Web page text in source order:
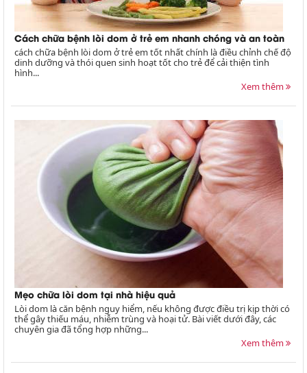
Cách chữa bệnh lòi dom ở trẻ em nhanh chóng và an toàn
cách chữa bệnh lòi dom ở trẻ em tốt nhất chính là điều chỉnh chế độ
dinh dưỡng và thói quen sinh hoạt tốt cho trẻ để cải thiện tình
hình...
Xem thêm
Mẹo chữa lòi dom tại nhà hiệu quả
Lòi dom là căn bệnh nguy hiểm, nếu không được điều trị kịp thời có
thể gây thiếu máu, nhiễm trùng và hoại tử. Bài viết dưới đây, các
chuyên gia đã tổng hợp những...
Xem thêm